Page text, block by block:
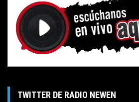
TWITTER DE RADIO NEWEN